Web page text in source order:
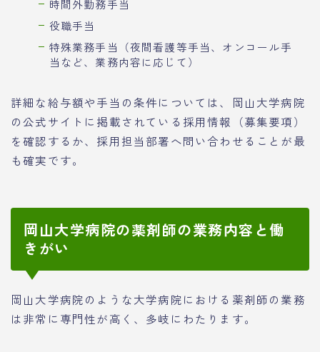
時間外勤務手当
役職手当
特殊業務手当（夜間看護等手当、オンコール手
当など、業務内容に応じて）
詳細な給与額や手当の条件については、岡山大学病院
の公式サイトに掲載されている採用情報（募集要項）
を確認するか、採用担当部署へ問い合わせることが最
も確実です。
岡山大学病院の薬剤師の業務内容と働
きがい
岡山大学病院のような大学病院における薬剤師の業務
は非常に専門性が高く、多岐にわたります。